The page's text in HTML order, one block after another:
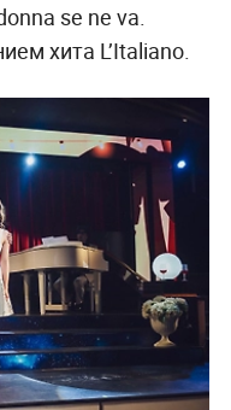
se ne va.
хита L’Italiano.